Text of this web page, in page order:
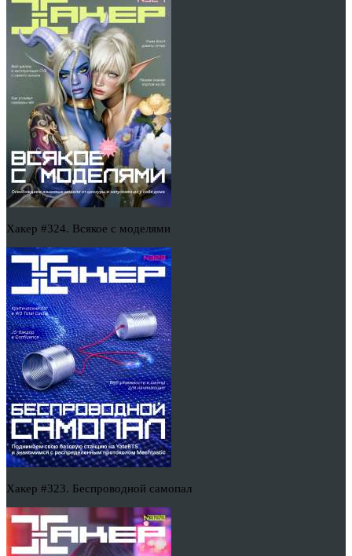
Хакер #324. Всякое с моделями
Хакер #323. Беспроводной самопал